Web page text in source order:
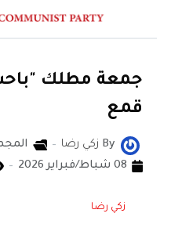
جمعة مطلك
قمع
By زكي رضا
08 شباط/فبراير 2026
زكي رضا